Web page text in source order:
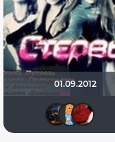
01.09.2012